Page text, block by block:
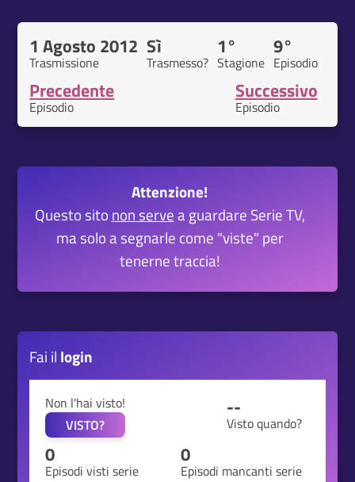
1 Agosto 2012
Trasmissione
Sì
Trasmesso?
1°
Stagione
9°
Episodio
Precedente
Episodio
Successivo
Episodio
Attenzione!
Questo sito non servea guardare Serie TV,
ma solo a segnarle come "viste" per
tenerne traccia!
Fai il login
Non l'hai visto!
VISTO?
--
Visto quando?
0
Episodi visti serie
0
Episodi mancanti serie